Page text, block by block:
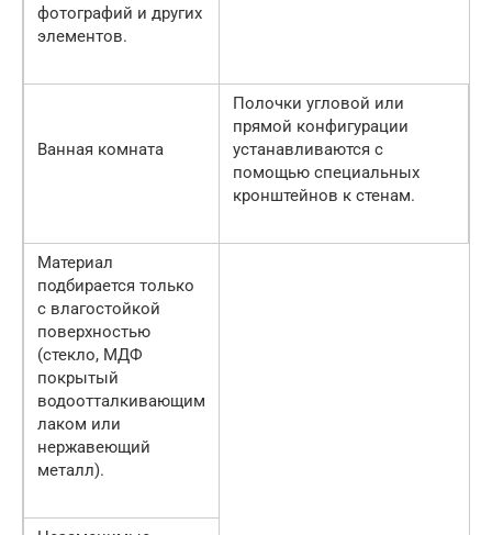
фотографий и других
элементов.
Ванная комната
Полочки угловой или
прямой конфигурации
устанавливаются с
помощью специальных
кронштейнов к стенам.
Материал
подбирается только
с влагостойкой
поверхностью
(стекло, МДФ
покрытый
водоотталкивающим
лаком или
нержавеющий
металл).